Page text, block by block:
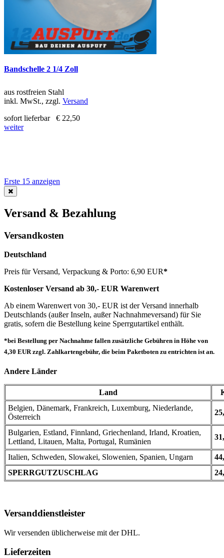
Bandschelle 2 1/4 Zoll
aus rostfreien Stahl
inkl. MwSt., zzgl. Versand
sofort lieferbar
€ 22,50
weiter
Erste 15 anzeigen
Versand & Bezahlung
Versandkosten
Deutschland
Preis für Versand, Verpackung & Porto: 6,90 EUR*
Kostenloser Versand ab 30,- EUR Warenwert
Ab einem Warenwert von 30,- EUR ist der Versand innerhalb
Deutschlands (außer Inseln, außer Nachnahmeversand) für Sie
gratis, sofern die Bestellung keine Sperrgutartikel enthält.
*bei Bestellung per Nachnahme fallen zusätzliche Gebühren in Höhe von
4,30 EUR zzgl. Zahlkartengebühr, die beim Paketboten zu entrichten ist an.
Andere Länder
Land
Belgien, Dänemark, Frankreich, Luxemburg, Niederlande,
Österreich
Bulgarien, Estland, Finnland, Griechenland, Irland, Kroatien,
Lettland, Litauen, Malta, Portugal, Rumänien
Italien, Schweden, Slowakei, Slowenien, Spanien, Ungarn
SPERRGUTZUSCHLAG
Versanddienstleister
Wir versenden üblicherweise mit der DHL.
Lieferzeiten